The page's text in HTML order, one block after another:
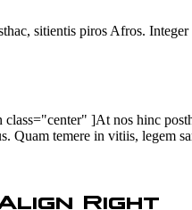
sitientis piros Afros.
]At nos hinc
Quam temere in vitiis, legem
Right